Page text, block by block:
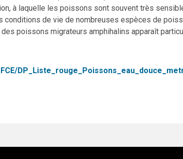
à laquelle les poissons sont souvent très
conditions de vie de nombreuses espèces de
poissons migrateurs amphihalins apparaît